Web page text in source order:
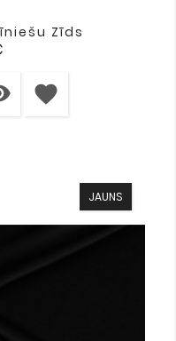
Zīds
favorite
JAUNS